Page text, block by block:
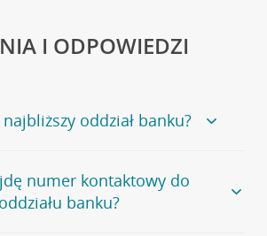
I ODPOWIEDZI
oddział banku?
naszego banku, zapraszamy na
, na której znajduje się
numer kontaktowy do
oddziału banku?